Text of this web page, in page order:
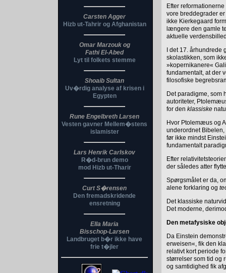
Carsten Agger
Hizb ut-Tahrir og Afghanistan
Omar Marzouk og
Fathi El-Abed
Lyt til folkets stemme
Shoaib Sultan
Uv�rdig analyse af krisen i
Egypten
Rune Engelbreth Larsen
Vesten gavner Mellem�stens
islamister
Lars Henrik Carlskov
R�d-brun demo
mod Hizb ut-Tharir
Curt S�rensen
Den fremadskridende
ensretning
Ella Maria
Bisschop-Larsen
Landbruget b�r ikke have
frie t�jler
Efter
vore breddegrader
ikke Kierkegaard
længere den gamle
aktuelle
I det 17.
skolastikken, som
»kopernikanere«
fundamentalt, at der
filosofiske
Det paradigme, som
autoriteter,
for den klassiske
Hvor Ptolemæus og
underordnet
før ikke mindst
fundamentalt
Efter
der således atter
Spørgsmålet er da,
alene forklaring og
Det klassiske
Det moderne,
Den metafysiske
Da Einstein
erweisen«, fik den
relativt kort periode
størrelser som tid og
og samtidighed fik